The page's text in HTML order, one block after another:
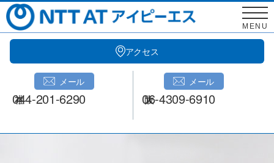
Skip
to
content
アクセス
メール
044-201-6290
メール
06-4309-6910
MENU